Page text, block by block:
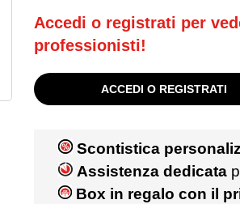
Accedi o registrati per
professionisti!
ACCEDI O REGISTRATI
Scontistica
Assistenza dedicata
Box in regalo con il